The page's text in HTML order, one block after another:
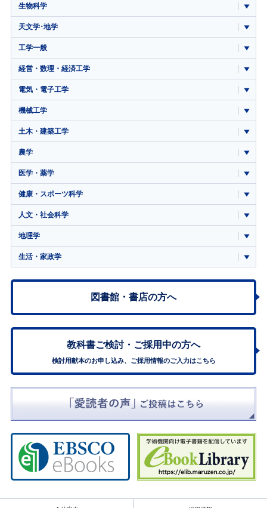
生物科学
天文学･地学
工学一般
経営・数理・経済工学
電気・電子工学
機械工学
土木・建築工学
農学
医学・薬学
健康・スポーツ科学
人文・社会科学
地理学
生活・家政学
図書館・書店の方へ
教科書ご検討・ ご採用中の方へ
検討用献本のお申し込み、ご採用情報のご入力はこちら